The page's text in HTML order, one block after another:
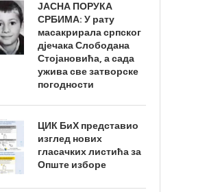
ЈАСНА ПОРУКА
СРБИМА: У рату
масакрирала српског
дјечака Слободана
Стојановића, а сада
ужива све затворске
погодности
ЦИК БиХ представио
изглед нових
гласачких листића за
Опште изборе